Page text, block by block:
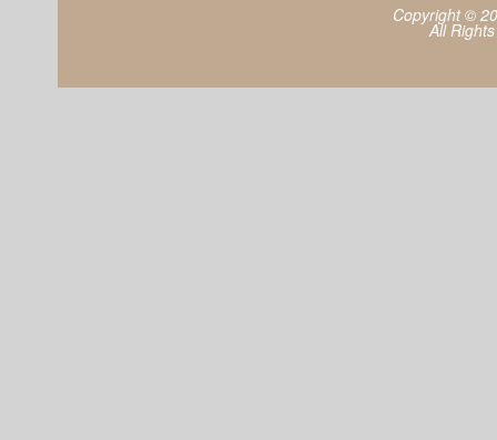
Copyright ©
All